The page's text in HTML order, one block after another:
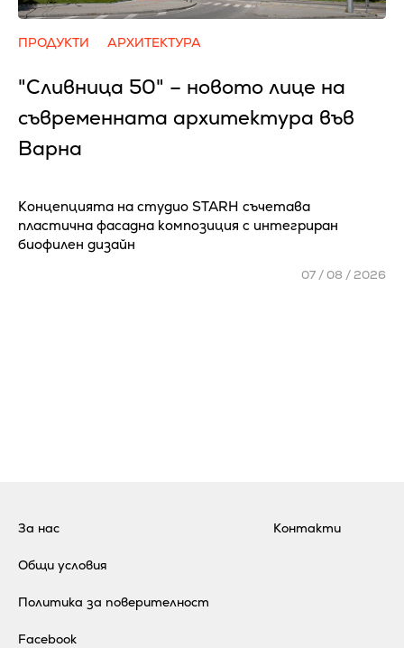
ПРОДУКТИ АРХИТЕКТУРА
"Сливница 50" – новото лице на
съвременната архитектура във
Варна
Концепцията на студио STARH съчетава
пластична фасадна композиция с интегриран
биофилен дизайн
07 / 08 / 2026
За нас
Общи условия
Политика за поверителност
Контакти
Facebook